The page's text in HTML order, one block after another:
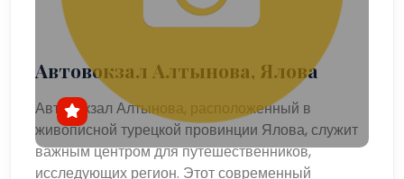
Автовокзал Алтынова, Ялова
Автовокзал Алтынова, расположенный в
живописной турецкой провинции Ялова, служит
важным центром для путешественников,
исследующих регион. Этот современный